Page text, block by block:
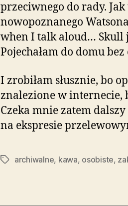
przeciwnego do rady. Jak
nowopoznanego
when I talk aloud… Skull
Pojechałam do domu bez
I zrobiłam słusznie, bo
znalezione w internecie,
Czeka mnie zatem
na ekspresie
Tagiarchiwalne, kawa, osobiste,